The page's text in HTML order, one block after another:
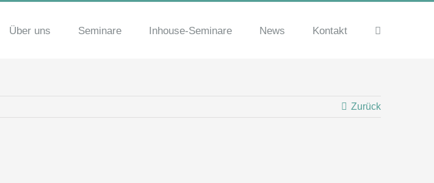
Über uns Seminare Inhouse-Seminare News Kontakt
Zurück